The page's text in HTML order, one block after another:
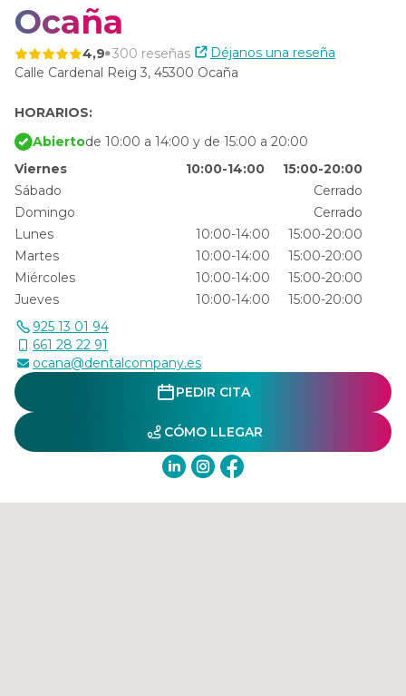
Ocaña
4,9 300 reseñas
Déjanos una reseña
Calle Cardenal Reig 3, 45300 Ocaña
HORARIOS:
Abiertode 10:00 a 14:00 y de 15:00 a 20:00
Viernes
10:00-14:00
15:00-20:00
Sábado
Cerrado
Domingo
Cerrado
Lunes
10:00-14:00
15:00-20:00
Martes
10:00-14:00
15:00-20:00
Miércoles
10:00-14:00
15:00-20:00
Jueves
10:00-14:00
15:00-20:00
925 13 01 94
661 28 22 91
ocana@dentalcompany.es
PEDIR CITA
CÓMO LLEGAR